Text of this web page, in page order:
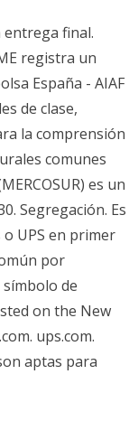
entrega final.
registra un
España - AIAF
de clase,
la comprensión
comunes
es un
Segregación. Es
UPS en primer
por
de
on the New
ups.com.
aptas para